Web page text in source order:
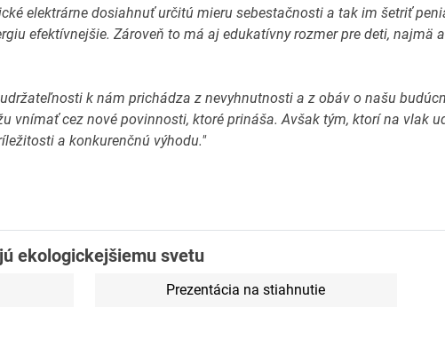
elektrárne dosiahnuť určitú mieru sebestačnosti a tak im šetriť
efektívnejšie. Zároveň to má aj edukatívny rozmer pre deti, najmä
udržateľnosti k nám prichádza z nevyhnutnosti a z obáv o našu
vnímať cez nové povinnosti, ktoré prináša. Avšak tým, ktorí na vlak
a konkurenčnú výhodu."
ekologickejšiemu svetu
Prezentácia na stiahnutie